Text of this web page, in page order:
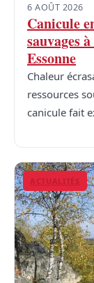
6 AOÛT 2026
Canicule
sauvages
Essonne
Chaleur
ressources
canicule fait
ACTUALITÉS